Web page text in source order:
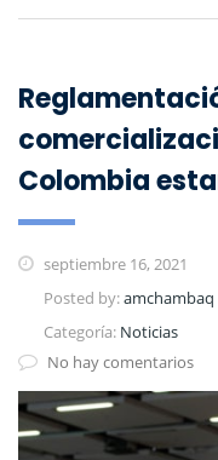
Colombia
septiembre 16, 2021
Posted by:amchambaq
Categoría: Noticias
No hay comentarios